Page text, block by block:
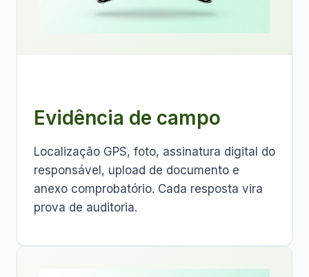
Evidência de campo
Localização GPS, foto, assinatura digital do
responsável, upload de documento e
anexo comprobatório. Cada resposta vira
prova de auditoria.